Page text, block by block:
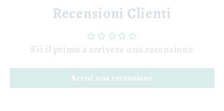
Recensioni Clienti
Sii il primo a scrivere una recensione
Scrivi una recensione